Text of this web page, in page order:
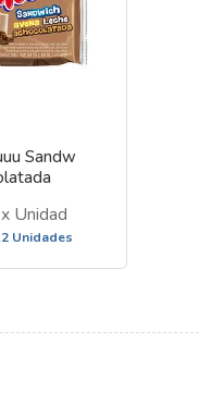
Sandw
x Unidad
Unidades